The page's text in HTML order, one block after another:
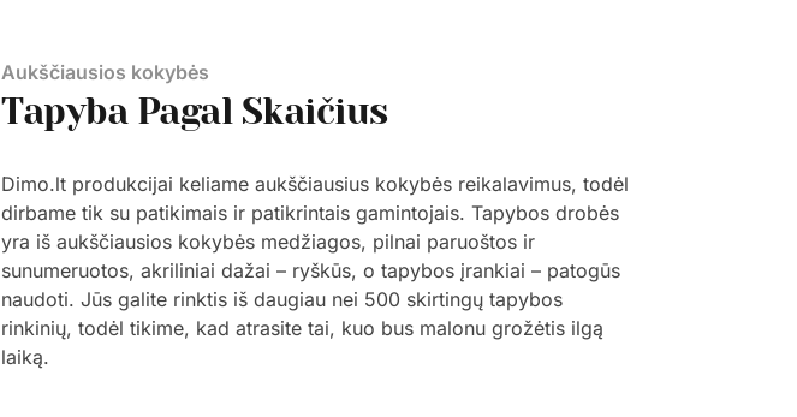
Aukščiausios kokybės
Tapyba Pagal Skaičius
Dimo.lt produkcijai keliame aukščiausius kokybės reikalavimus, todėl
dirbame tik su patikimais ir patikrintais gamintojais. Tapybos drobės
yra iš aukščiausios kokybės medžiagos, pilnai paruoštos ir
sunumeruotos, akriliniai dažai – ryškūs, o tapybos įrankiai – patogūs
naudoti. Jūs galite rinktis iš daugiau nei 500 skirtingų tapybos
rinkinių, todėl tikime, kad atrasite tai, kuo bus malonu grožėtis ilgą
laiką.